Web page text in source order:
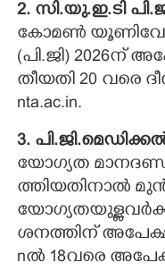
2. സി.യു.ഇ.ടി
കോമൺ
(പി.ജി) 2026ന്
തീയതി 20 വരെ
nta.ac.in.
3.
യോ​ഗ്യ​ത​
ത്തി​യ​തി​നാ​ൽ​ ​മു​ൻ​പ്
ശ​ന​ത്തി​ന്
n​ൽ​ 18​വ​രെ​